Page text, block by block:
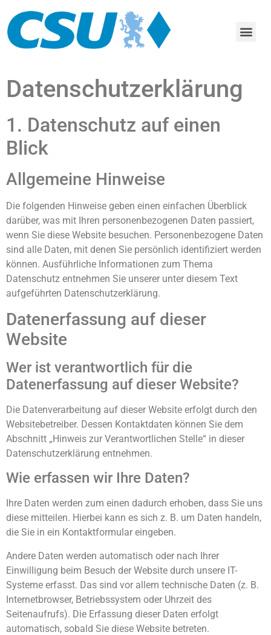
Datenschutz­erklärung
1. Datenschutz auf einen
Blick
Allgemeine Hinweise
Die folgenden Hinweise geben einen einfachen Überblick
darüber, was mit Ihren personenbezogenen Daten passiert,
wenn Sie diese Website besuchen. Personenbezogene Daten
sind alle Daten, mit denen Sie persönlich identifiziert werden
können. Ausführliche Informationen zum Thema
Datenschutz entnehmen Sie unserer unter diesem Text
aufgeführten Datenschutzerklärung.
Datenerfassung auf dieser
Website
Wer ist verantwortlich für die
Datenerfassung auf dieser Website?
Die Datenverarbeitung auf dieser Website erfolgt durch den
Websitebetreiber. Dessen Kontaktdaten können Sie dem
Abschnitt „Hinweis zur Verantwortlichen Stelle“ in dieser
Datenschutzerklärung entnehmen.
Wie erfassen wir Ihre Daten?
Ihre Daten werden zum einen dadurch erhoben, dass Sie uns
diese mitteilen. Hierbei kann es sich z. B. um Daten handeln,
die Sie in ein Kontaktformular eingeben.
Andere Daten werden automatisch oder nach Ihrer
Einwilligung beim Besuch der Website durch unsere IT-
Systeme erfasst. Das sind vor allem technische Daten (z. B.
Internetbrowser, Betriebssystem oder Uhrzeit des
Seitenaufrufs). Die Erfassung dieser Daten erfolgt
automatisch, sobald Sie diese Website betreten.